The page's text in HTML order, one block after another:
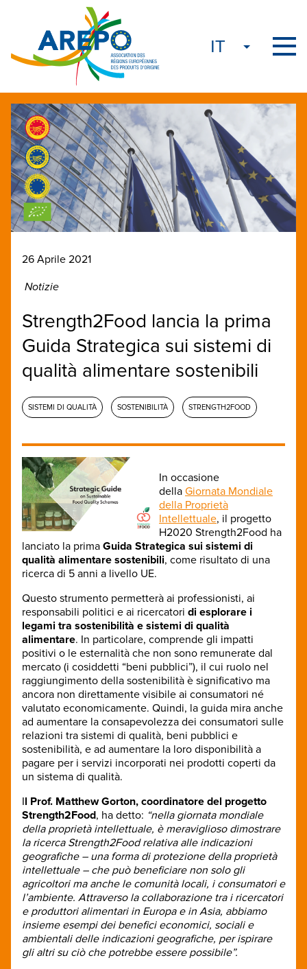
26 Aprile 2021
Notizie
Strength2Food lancia la prima
Guida Strategica sui sistemi di
qualità alimentare sostenibili
SISTEMI DI QUALITÀ SOSTENIBILITÀ STRENGTH2FOOD
In occasione
della Giornata Mondiale
della Proprietà
Intellettuale, il progetto
H2020 Strength2Food ha
lanciato la prima Guida Strategica sui sistemi di
qualità alimentare sostenibili, come risultato di una
ricerca di 5 anni a livello UE.
Questo strumento permetterà ai professionisti, ai
responsabili politici e ai ricercatori di esplorare i
legami tra sostenibilità e sistemi di qualità
alimentare. In particolare, comprende gli impatti
positivi o le esternalità che non sono remunerate dal
mercato (i cosiddetti “beni pubblici”), il cui ruolo nel
raggiungimento della sostenibilità è significativo ma
ancora non direttamente visibile ai consumatori né
valutato economicamente. Quindi, la guida mira anche
ad aumentare la consapevolezza dei consumatori sulle
relazioni tra sistemi di qualità, beni pubblici e
sostenibilità, e ad aumentare la loro disponibilità a
pagare per i servizi incorporati nei prodotti coperti da
un sistema di qualità.
Il Prof. Matthew Gorton, coordinatore del progetto
Strength2Food, ha detto: “nella giornata mondiale
della proprietà intellettuale, è meraviglioso dimostrare
la ricerca Strength2Food relativa alle indicazioni
geografiche – una forma di protezione della proprietà
intellettuale – che può beneficiare non solo gli
agricoltori ma anche le comunità locali, i consumatori e
l’ambiente. Attraverso la collaborazione tra i ricercatori
e produttori alimentari in Europa e in Asia, abbiamo
insieme esempi dei benefici economici, sociali e
ambientali delle indicazioni geografiche, per ispirare
gli altri su ciò che potrebbe essere possibile”.